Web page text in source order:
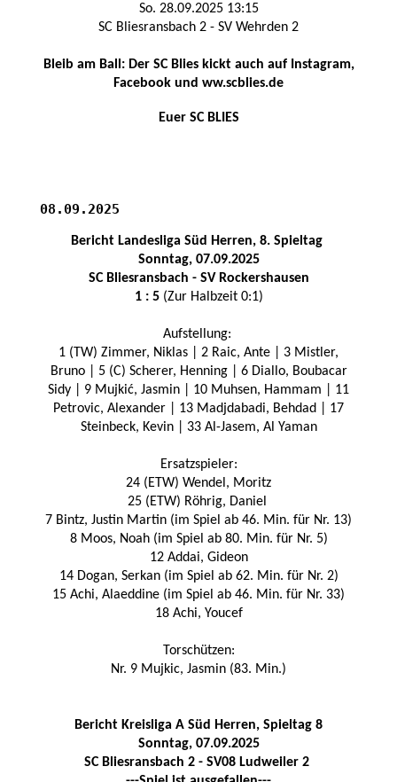
So. 28.09.2025 13:15
SC Bliesransbach 2 - SV Wehrden 2
Bleib am Ball: Der SC Blies kickt auch auf Instagram,
Facebook und ww.scblies.de
Euer SC BLIES
08.09.2025
Bericht Landesliga Süd Herren, 8. Spieltag
Sonntag, 07.09.2025
SC Bliesransbach - SV Rockershausen
1 : 5(Zur Halbzeit 0:1)
Aufstellung:
1 (TW) Zimmer, Niklas | 2 Raic, Ante | 3 Mistler,
Bruno | 5 (C) Scherer, Henning | 6 Diallo, Boubacar
Sidy | 9 Mujkić, Jasmin | 10 Muhsen, Hammam | 11
Petrovic, Alexander | 13 Madjdabadi, Behdad | 17
Steinbeck, Kevin | 33 Al-Jasem, Al Yaman
Ersatzspieler:
24 (ETW) Wendel, Moritz
25 (ETW) Röhrig, Daniel
7 Bintz, Justin Martin (im Spiel ab 46. Min. für Nr. 13)
8 Moos, Noah (im Spiel ab 80. Min. für Nr. 5)
12 Addai, Gideon
14 Dogan, Serkan (im Spiel ab 62. Min. für Nr. 2)
15 Achi, Alaeddine (im Spiel ab 46. Min. für Nr. 33)
18 Achi, Youcef
Torschützen:
Nr. 9 Mujkic, Jasmin (83. Min.)
Bericht Kreisliga A Süd Herren, Spieltag 8
Sonntag, 07.09.2025
SC Bliesransbach 2 - SV08 Ludweiler 2